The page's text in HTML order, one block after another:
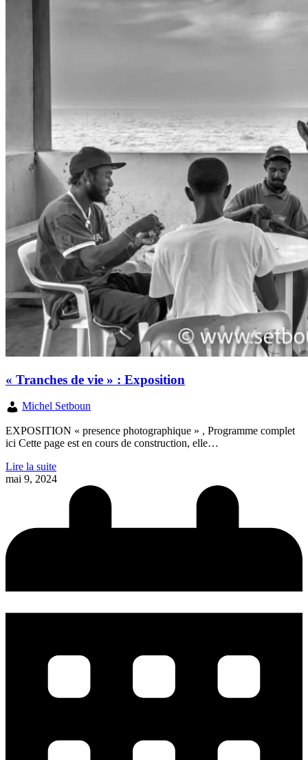
« Tranches de vie » : Exposition
Michel Setboun
EXPOSITION « presence photographique » , Programme complet
ici Cette page est en cours de construction, elle…
Lire la suite
mai 9, 2024